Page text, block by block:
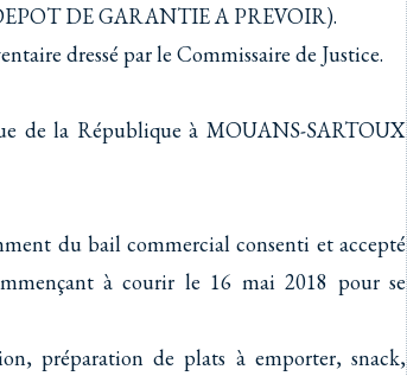
DE GARANTIE A PREVOIR).
dressé par le Commissaire de Justice.
de la République à MOUANS-SARTOUX
du bail commercial consenti et accepté
à courir le 16 mai 2018 pour se
préparation de plats à emporter, snack,